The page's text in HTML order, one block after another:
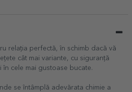
relația perfectă, în schimb dacă vă
cât mai variante, cu siguranță
în cele mai gustoase bucate.
se întâmplă adevărata chimie a